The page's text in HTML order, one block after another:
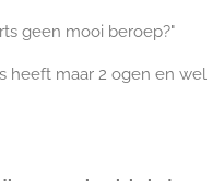
geen mooi beroep?"
heeft maar 2 ogen en wel